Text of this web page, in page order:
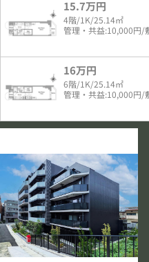
15.7万円
4階/1K/25.14㎡
管理・共益:10,000円/
16万円
6階/1K/25.14㎡
管理・共益:10,000円/